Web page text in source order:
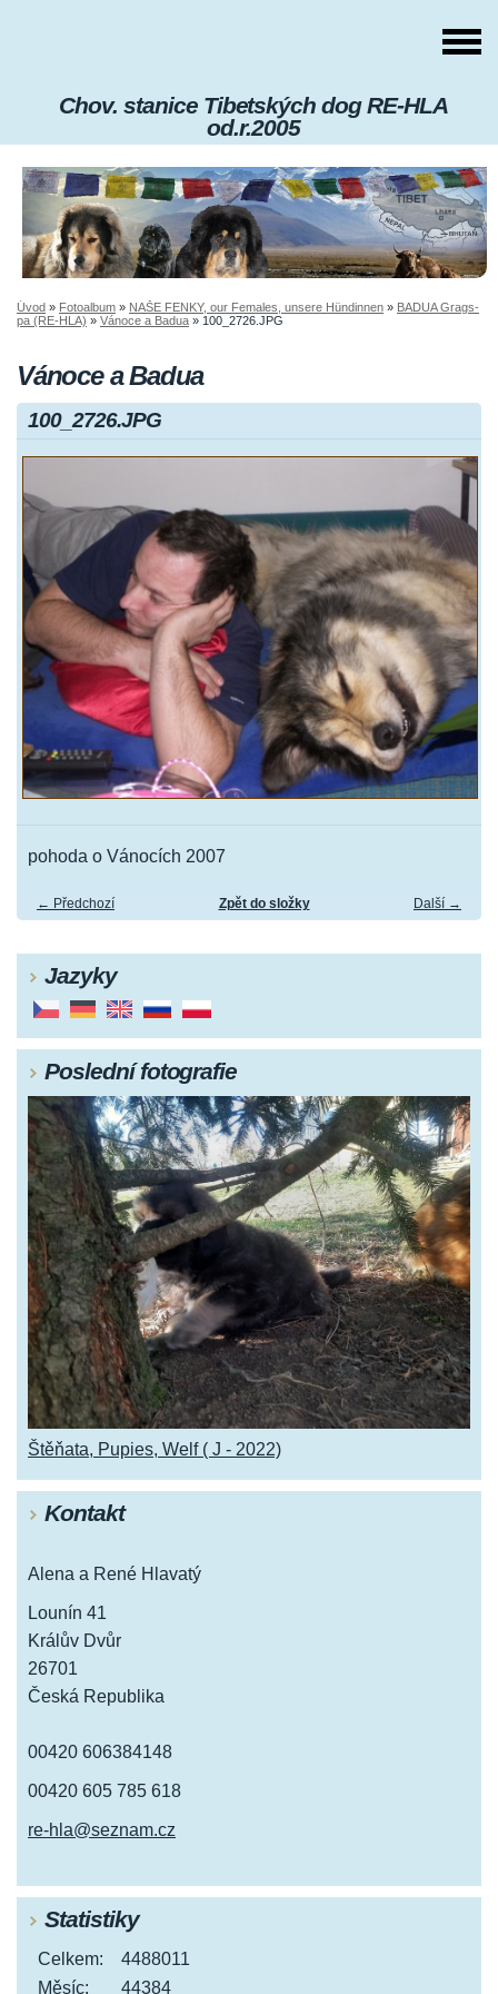
Chov. stanice Tibetských dog RE-HLA
od.r.2005
Úvod » Fotoalbum » NAŠE FENKY, our Females, unsere Hündinnen » BADUA Grags-
pa (RE-HLA) » Vánoce a Badua » 100_2726.JPG
Vánoce a Badua
100_2726.JPG
pohoda o Vánocích 2007
← Předchozí Další →
Zpět do složky
Jazyky
Poslední fotografie
Štěňata, Pupies, Welf ( J - 2022)
Kontakt
Alena a René Hlavatý
Lounín 41
Králův Dvůr
26701
Česká Republika
00420 606384148
00420 605 785 618
re-hla@seznam.cz
Statistiky
Celkem:
4488011
Měsíc:
44384